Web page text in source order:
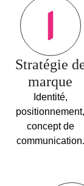
Stratégie
marque
Identité,
positionnement,
concept de
communication.